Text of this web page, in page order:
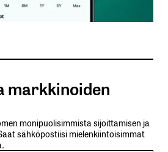
uutiskirje
markkinoiden
monipuolisimmista sijoittamisen ja
sähköpostiisi mielenkiintoisimmat